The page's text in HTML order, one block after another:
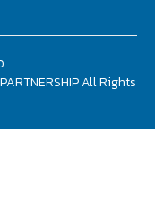
All Rights